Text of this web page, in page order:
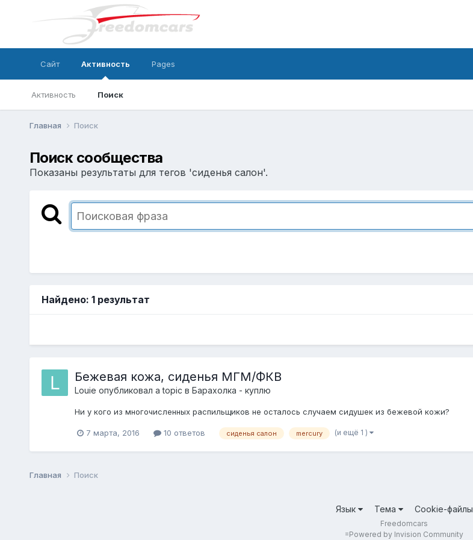
Сайт Активность
Активность Поиск
Pages
Главная Поиск
Поиск сообщества
Показаны результаты для тегов 'сиденья салон'.
Найдено: 1 результат
Бежевая кожа, сиденья МГМ/ФКВ
Louie опубликовал a topic в Барахолка - куплю
Ни у кого из многочисленных распильщиков не осталось случаем сидушек из бежевой кожи?
7 марта, 2016 10 ответов сиденья салон mercury (и ещё 1 )
Главная Поиск
Язык Тема Cookie-файлы
Freedomcars
=Powered by Invision Community